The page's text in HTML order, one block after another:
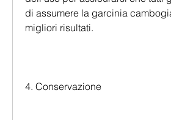
di assumere la garcinia
migliori risultati.
4. Conservazione